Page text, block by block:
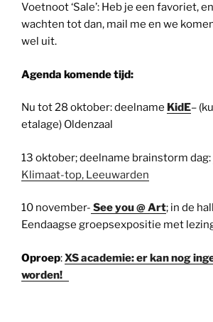
Voetnoot ‘Sale’: Heb je een favoriet,
wachten tot dan, mail me en we
wel uit.
Agenda komende tijd:
Nu tot 28 oktober: deelname KidE–
etalage) Oldenzaal
13 oktober; deelname brainstorm dag:
Klimaat-top, Leeuwarden
10 november- See you @ Art; in de
Eendaagse groepsexpositie met
Oproep:XS academie: er kan nog
worden!